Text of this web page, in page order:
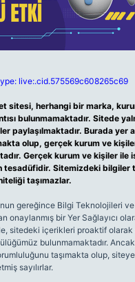
live:.cid.575569c608265c69
sitesi, herhangi bir marka,
bulunmamaktadır. Sitede
paylaşılmaktadır. Burada yer
olup, gerçek kurum ve
Gerçek kurum ve kişiler ile
tesadüfidir. Sitemizdeki bilgiler
taşımazlar.
gereğince Bilgi Teknolojileri
onaylanmış bir Yer Sağlayıcı
sitedeki içerikleri proaktif
bulunmamaktadır.
taşımakta olup,
sayılırlar.